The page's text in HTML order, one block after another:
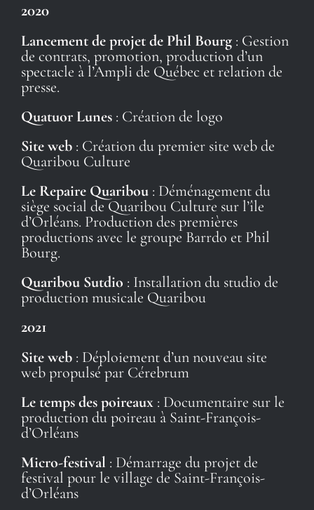
2020
Lancement de projet de Phil Bourg: Gestion
de contrats, promotion, production d’un
spectacle à l’Ampli de Québec et relation de
presse.
Quatuor Lunes : Création de logo
Site web : Création du premier site web de
Quaribou Culture
Le Repaire Quaribou : Déménagement du
siège social de Quaribou Culture sur l’île
d’Orléans. Production des premières
productions avec le groupe Barrdo et Phil
Bourg.
Quaribou Sutdio : Installation du studio de
production musicale Quaribou
2021
Site web : Déploiement d’un nouveau site
web propulsé par Cérebrum
Le temps des poireaux: Documentaire sur le
production du poireau à Saint-François-
d’Orléans
Micro-festival : Démarrage du projet de
festival pour le village de Saint-François-
d’Orléans